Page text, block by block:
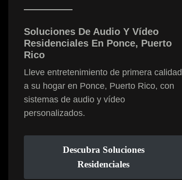
Soluciones De Audio Y Vídeo
Residenciales En Ponce, Puerto
Rico
Lleve entretenimiento de primera calidad
a su hogar en Ponce, Puerto Rico, con
sistemas de audio y vídeo
personalizados.
Descubra Soluciones
Residenciales